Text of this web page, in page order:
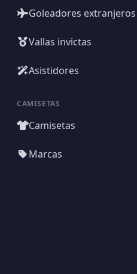
Goleadores extranjeros
Vallas invictas
Asistidores
CAMISETAS
Camisetas
Marcas